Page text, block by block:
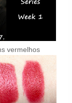
vermelhos